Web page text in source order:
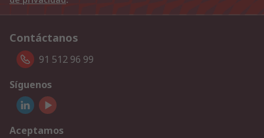
Contáctanos
91 512 96 99
Síguenos
Aceptamos